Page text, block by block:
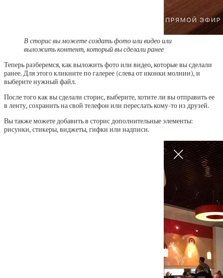
В сторис вы можете создать фото или видео или
выложить контент, который вы сделали ранее
Теперь разберемся, как выложить фото или видео, которые вы сделали
ранее. Для этого кликните по галерее (слева от иконки молнии), и
выберите нужный файл.
После того как вы сделали сторис, выберите, хотите ли вы отправить ее
в ленту, сохранить на свой телефон или переслать кому-то из друзей.
Вы также можете добавить в сторис дополнительные элементы:
рисунки, стикеры, виджеты, гифки или надписи.